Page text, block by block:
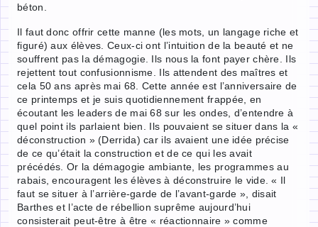
béton.
Il faut donc offrir cette manne (les mots, un langage riche et
figuré) aux élèves. Ceux-ci ont l’intuition de la beauté et ne
souffrent pas la démagogie. Ils nous la font payer chère. Ils
rejettent tout confusionnisme. Ils attendent des maîtres et
cela 50 ans après mai 68. Cette année est l’anniversaire de
ce printemps et je suis quotidiennement frappée, en
écoutant les leaders de mai 68 sur les ondes, d’entendre à
quel point ils parlaient bien. Ils pouvaient se situer dans la «
déconstruction » (Derrida) car ils avaient une idée précise
de ce qu’était la construction et de ce qui les avait
précédés. Or la démagogie ambiante, les programmes au
rabais, encouragent les élèves à déconstruire le vide. « Il
faut se situer à l’arrière-garde de l’avant-garde », disait
Barthes et l’acte de rébellion suprême aujourd’hui
consisterait peut-être à être « réactionnaire » comme